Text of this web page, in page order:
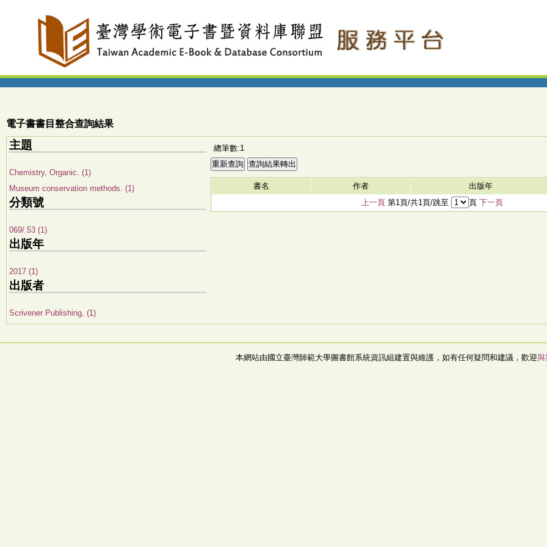
電子書書目整合查詢結果
主題
Chemistry, Organic. (1)
Museum conservation methods. (1)
分類號
069/.53 (1)
出版年
2017 (1)
出版者
Scrivener Publishing, (1)
總筆數:1
書名 作者 出版年
上一頁第1頁/共1頁/跳至 頁 下一頁
本網站由國立臺灣師範大學圖書館系統資訊組建置與維護，如有任何疑問和建議，歡迎與